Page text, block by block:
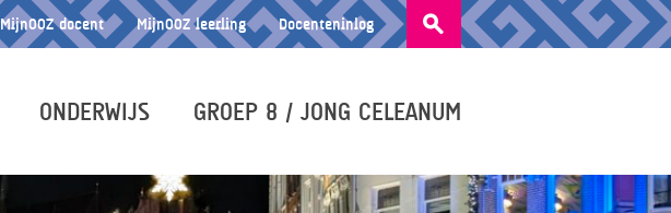
Zoeken
naar:
MijnOOZ docent MijnOOZ leerling Docenteninlog
ONDERWIJS GROEP 8 / JONG CELEANUM